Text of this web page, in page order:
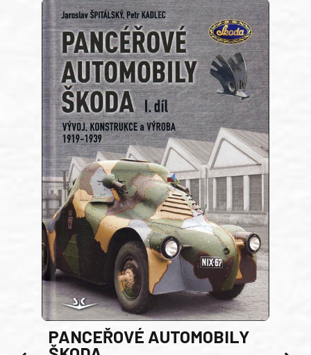
PANCEŘOVÉ AUTOMOBILY